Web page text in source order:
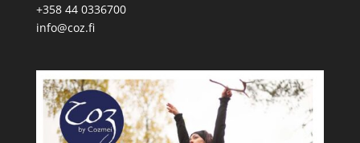
+358 44 0336700
info@coz.fi